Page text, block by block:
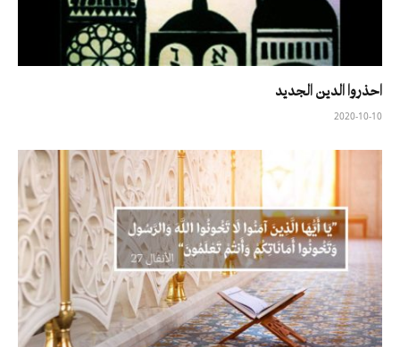
احذروا الدين الجديد
2020-10-10